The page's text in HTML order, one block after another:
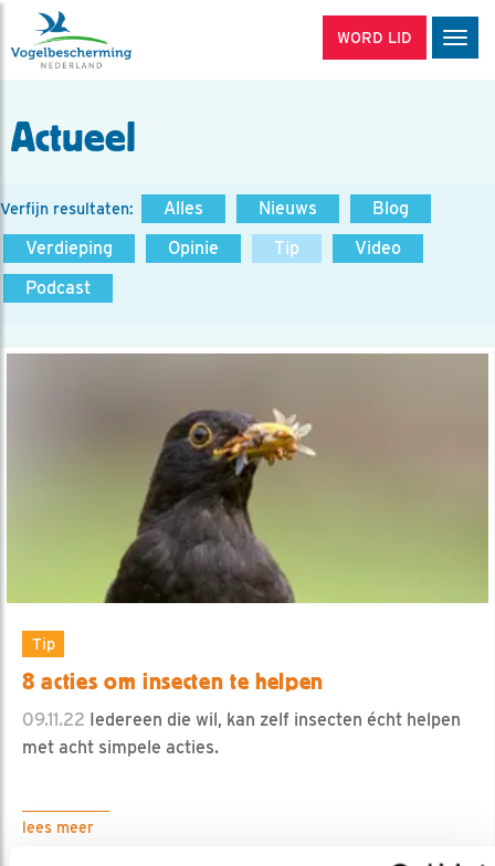
WORD LID
Actueel
Verfijn resultaten: Alles Nieuws
Blog
Verdieping
Opinie Tip
Video
Podcast
Tip
8 acties om insecten te helpen
09.11.22 Iedereen die wil, kan zelf insecten écht helpen
met acht simpele acties.
lees meer